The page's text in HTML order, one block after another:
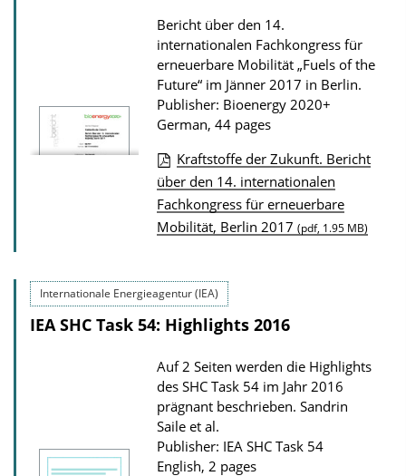
t
i
o
n
o
w
n
l
a
d
Bericht über den 14.
internationalen Fachkongress für
erneuerbare Mobilität „Fuels of the
Future“ im Jänner 2017 in Berlin.
Publisher: Bioenergy 2020+
German, 44 pages
P
u
b
i
c
a
t
i
o
n
D
Kraftstoffe der Zukunft. Bericht
über den 14. internationalen
Fachkongress für erneuerbare
Mobilität, Berlin 2017 (pdf, 1.95 MB)
Internationale Energieagentur (IEA)
IEA SHC Task 54: Highlights 2016
Auf 2 Seiten werden die Highlights
des SHC Task 54 im Jahr 2016
prägnant beschrieben. Sandrin
Saile et al.
Publisher: IEA SHC Task 54
English, 2 pages